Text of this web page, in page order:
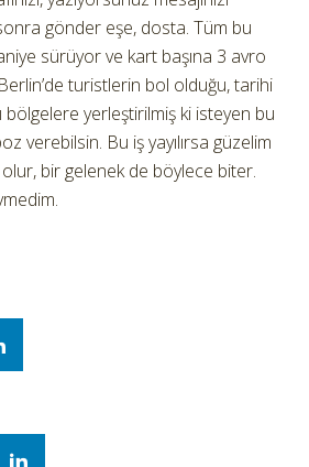
gönder eşe, dosta. Tüm bu
sürüyor ve kart başına 3 avro
turistlerin bol olduğu, tarihi
bölgelere yerleştirilmiş ki isteyen bu
verebilsin. Bu iş yayılırsa güzelim
olur, bir gelenek de böylece biter.